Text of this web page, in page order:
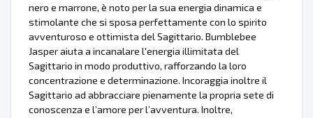
nero e marrone, è noto per la sua energia dinamica e
stimolante che si sposa perfettamente con lo spirito
avventuroso e ottimista del Sagittario. Bumblebee
Jasper aiuta a incanalare l'energia illimitata del
Sagittario in modo produttivo, rafforzando la loro
concentrazione e determinazione. Incoraggia inoltre il
Sagittario ad abbracciare pienamente la propria sete di
conoscenza e l’amore per l’avventura. Inoltre,